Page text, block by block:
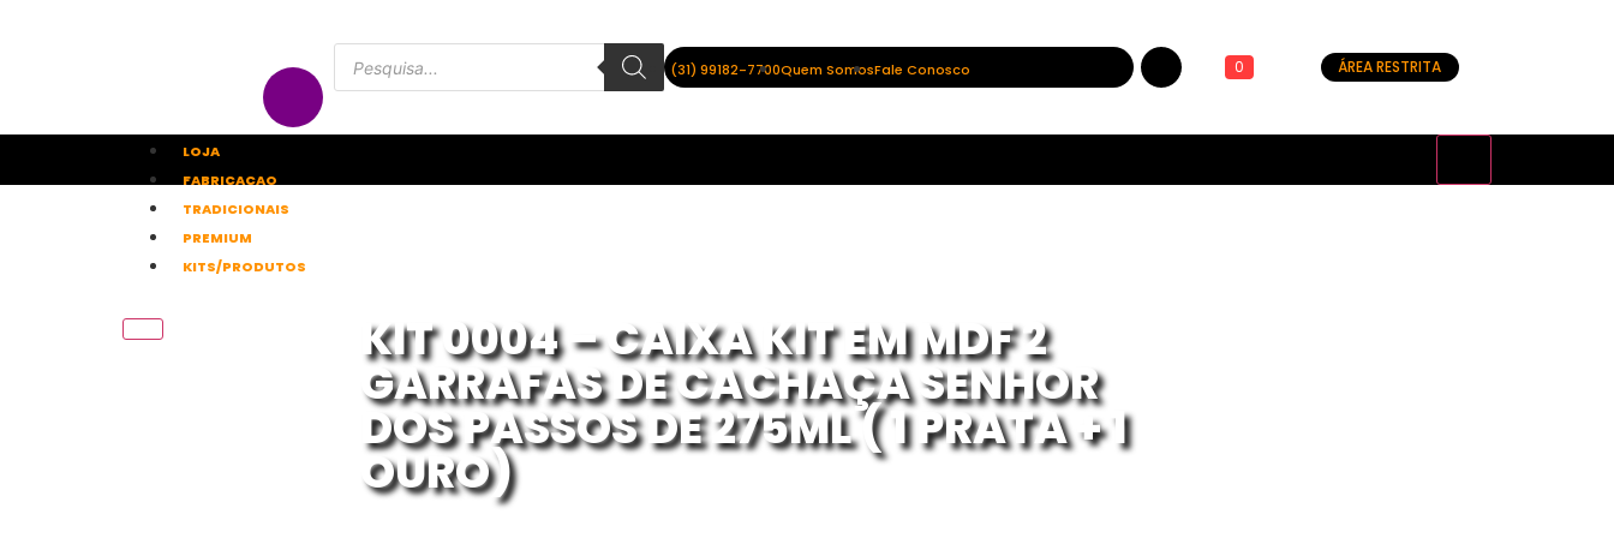
(31) 99182-7700Quem SomosFale Conosco 0 ÁREA RESTRITA
LOJA
FABRICACAO
TRADICIONAIS
PREMIUM
KITS/PRODUTOS
KIT 0004 – CAIXA KIT EM MDF 2
GARRAFAS DE CACHAÇA SENHOR
DOS PASSOS DE 275ML ( 1 PRATA + 1
OURO)